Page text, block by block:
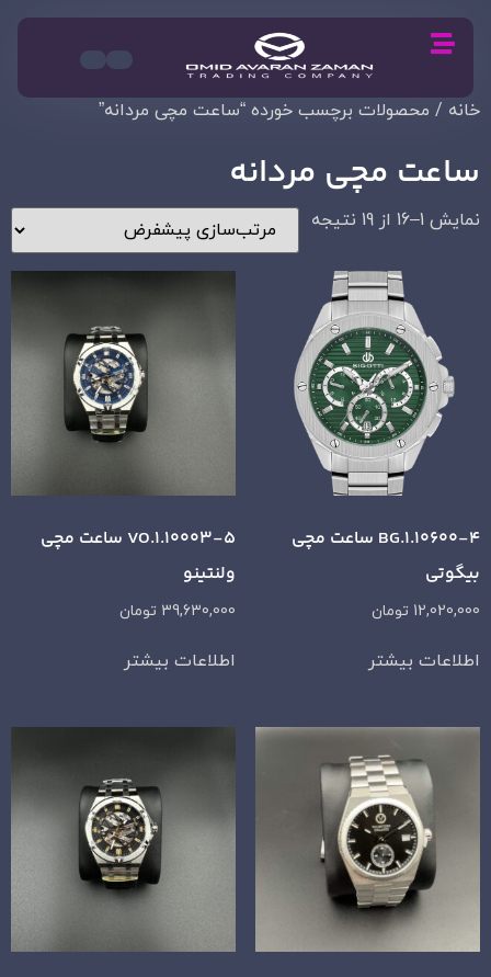
خانه / محصولات برچسب خورده “ساعت مچی مردانه”
ساعت مچی مردانه
نمایش 1–16 از 19 نتیجه
BG.1.10600-4 ساعت مچی
بیگوتی
12,020,000 تومان
اطلاعات بیشتر
VO.1.10003-5 ساعت مچی
ولنتینو
39,630,000 تومان
اطلاعات بیشتر